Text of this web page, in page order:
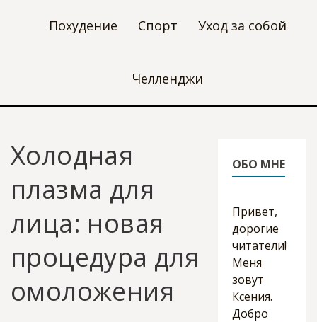
Похудение Спорт Уход за собой
Челленджи
Холодная
плазма для
лица: новая
процедура для
омоложения
ОБО МНЕ
Привет,
дорогие
читатели!
Меня
зовут
Ксения.
Добро